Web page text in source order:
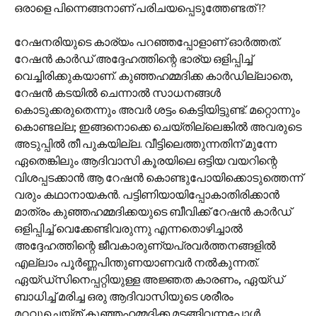
ഒരാളെ പിന്നെങ്ങനാണ് പരിചയപ്പെടുത്തേണ്ടത് !?
റേഷനരിയുടെ കാര്യം പറഞ്ഞപ്പോളാണ് ഓര്‍ത്തത്.
റേഷന്‍ കാര്‍ഡ് അദ്ദേഹത്തിന്റെ ഭാര്യ ഒളിപ്പിച്ച്
വെച്ചിരിക്കുകയാണ്. കുഞ്ഞഹമ്മദിക്ക കാര്‍ഡില്ലാതെ,
റേഷന്‍ കടയില്‍ ചെന്നാല്‍ സാധനങ്ങള്‍
കൊടുക്കരുതെന്നും അവര്‍ ശട്ടം കെട്ടിയിട്ടുണ്ട്. മറ്റൊന്നും
കൊണ്ടല്ല; ഇങ്ങനൊക്കെ ചെയ്തില്ലെങ്കില്‍ അവരുടെ
അടുപ്പില്‍ തീ പുകയില്ല. വീട്ടിലെത്തുന്നതിന് മുന്നേ
ഏതെങ്കിലും ആദിവാസി കൂരയിലെ ഒട്ടിയ വയറിന്റെ
വിശപ്പടക്കാന്‍ ആ റേഷന്‍ കൊണ്ടുപോയിക്കൊടുത്തെന്ന്
വരും കഥാനായകന്‍. പട്ടിണിയായിപ്പോകാതിരിക്കാന്‍
മാത്രം കുഞ്ഞഹമ്മദിക്കയുടെ ബീവിക്ക് റേഷന്‍ കാര്‍ഡ്
ഒളിപ്പിച്ച് വെക്കേണ്ടിവരുന്നു എന്നതൊഴിച്ചാല്‍
അദ്ദേഹത്തിന്റെ ജീവകാരുണ്യപ്രവര്‍ത്തനങ്ങളില്‍
എല്ലാം പൂര്‍ണ്ണപിന്തുണയാണവര്‍ നല്‍കുന്നത്.
ഏയ്ഡ്‌സിനെപ്പറ്റിയുള്ള അജ്ഞത കാരണം, ഏയ്‌ഡ്
ബാധിച്ച് മരിച്ച ഒരു ആദിവാസിയുടെ ശരീരം
മറവുചെയ്ത് കുഞ്ഞഹമ്മദിക്ക മടങ്ങിവന്നപ്പോള്‍,